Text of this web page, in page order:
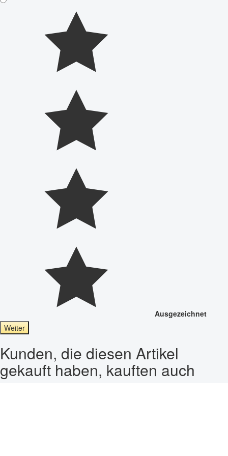
Ausgezeichnet
Weiter
Kunden, die diesen Artikel
gekauft haben, kauften auch